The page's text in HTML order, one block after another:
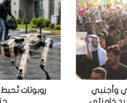
عراقي وأجنبي
خامنئي
و
ب
و
ت
ا
ت
تُ
ح
روبوتات